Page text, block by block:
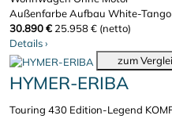
Außenfarbe Aufbau White-Tango
30.890 € 25.958 € (netto)
Details›
zum
HYMER-ERIBA
Touring 430 Edition-Legend